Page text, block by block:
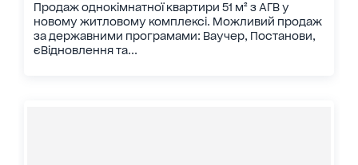
Продаж однокімнатної квартири 51 м² з АГВ у
новому житловому комплексі. Можливий продаж
за державними програмами: Ваучер, Постанови,
єВідновлення та...